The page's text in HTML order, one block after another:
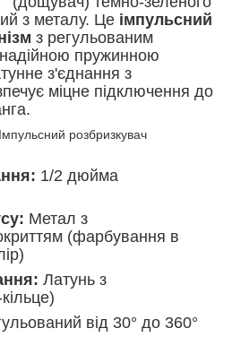
з металу. Це імпульсний
з регульованим
пружинною
з'єднання з
міцне підключення до
розбризкувач
1/2 дюйма
Метал з
(фарбування в
Латунь з
від 30° до 360°